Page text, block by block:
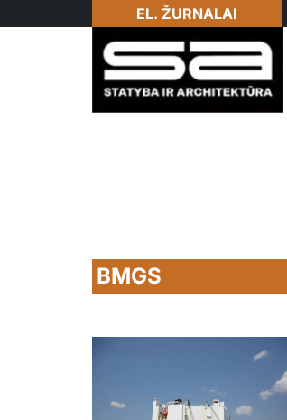
EL. ŽURNALAI
BMGS